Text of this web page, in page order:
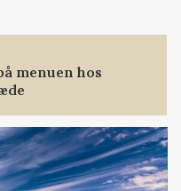
menuen hos